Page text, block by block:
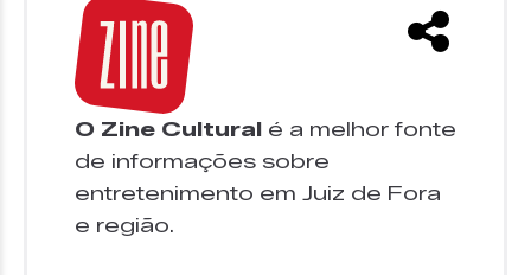
O Zine Cultural é a melhor fonte
de informações sobre
entretenimento em Juiz de Fora
e região.